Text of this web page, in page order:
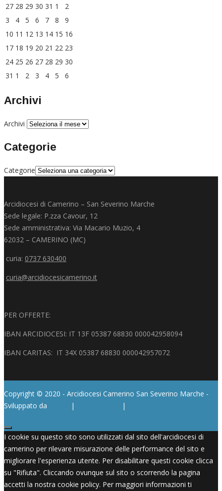
27 28 29 30 31 1
2
3
4 5 6 7 8
9
10 11 12 13 14 15 16
17 18 19 20 21 22 23
24 25 26 27 28 29 30
31 1 2 3 4 5 6
Archivi
Archivi
Categorie
Categorie
Arcidiocesi di Camerino – San Severino Marche
Sede legale: P.zza Cavour, 12
Sede amministrativa: Via Macario Muzio, 4
62032 – CAMERINO (MC)
curia: 0737 630400
curia@arcidiocesicamerino.it
PER OFFERTE:
IBAN ARCIDIOCESI: IT 13F 05387 68830 000042958094
IBAN CARITAS: IT 34X 05387 68830 000042957072
Copyright © 2020 - Arcidiocesi Camerino San Severino Marche -
Sviluppato da
| |
I cookie su questo sito sono utilizzati dal sito dell'arcidiocesi di
camerino per rilevare misurazione delle performance del sito e
migliorare l'esperienza utente. Per disabilitare questi cookie clicca
su "Rifiuta". Cliccando ovunque sul sito o scorrendo la pagina
accetti la nostra cookie policy. Per maggiori informazioni ti